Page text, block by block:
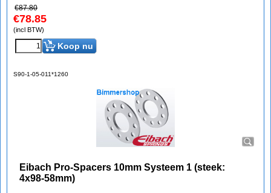
€87.80
€78.85
(incl BTW)
Koop nu
S90-1-05-011*1260
Eibach Pro-Spacers 10mm Systeem 1 (steek:
4x98-58mm)